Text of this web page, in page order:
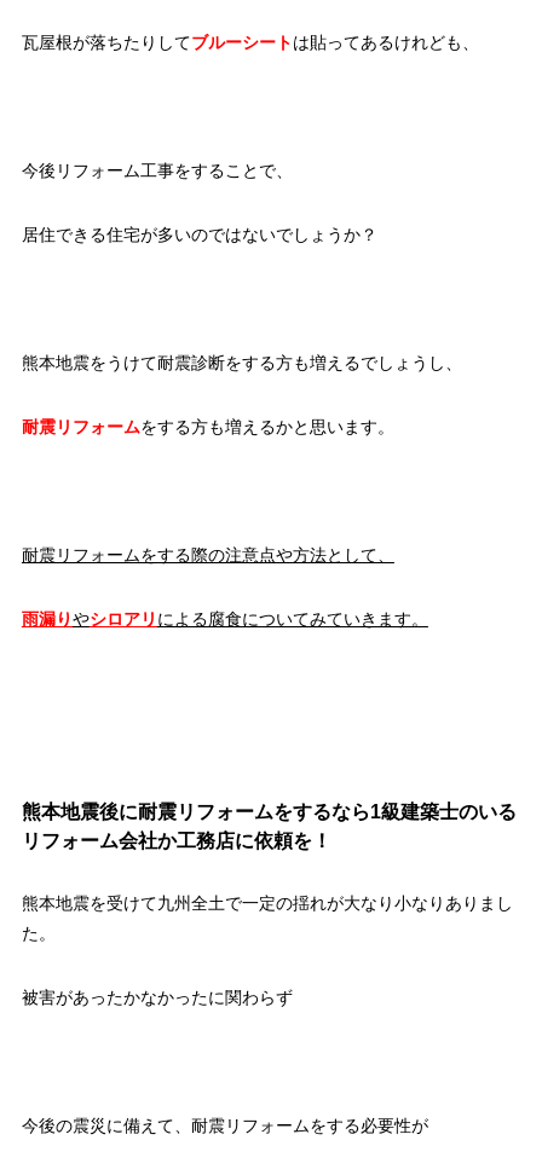
瓦屋根が落ちたりしてブルーシートは貼ってあるけれども、
今後リフォーム工事をすることで、
居住できる住宅が多いのではないでしょうか？
熊本地震をうけて耐震診断をする方も増えるでしょうし、
耐震リフォームをする方も増えるかと思います。
耐震リフォームをする際の注意点や方法として、
雨漏りやシロアリ による腐食についてみていきます。
熊本地震後に耐震リフォームをするなら1級建築士のいる
リフォーム会社か工務店に依頼を！
熊本地震を受けて九州全土で一定の揺れが大なり小なりありまし
た。
被害があったかなかったに関わらず
今後の震災に備えて、耐震リフォームをする必要性が